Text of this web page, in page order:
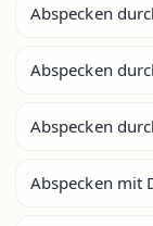
Abspecken
Abspecken
Abspecken
Abspecken mit